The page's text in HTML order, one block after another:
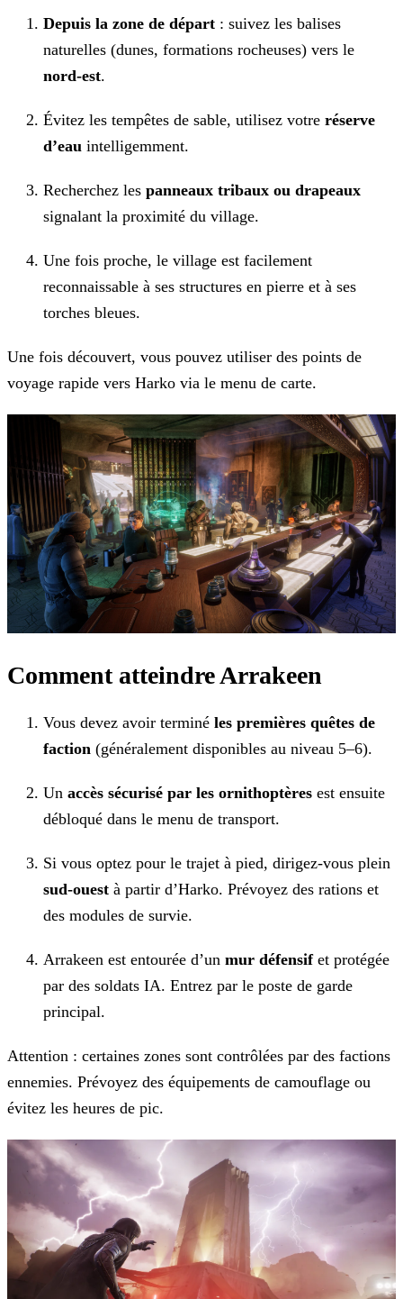
Depuis la zone de départ : suivez les balises
naturelles (dunes, formations rocheuses) vers le
nord-est.
Évitez les tempêtes de sable, utilisez votre réserve
d’eau intelligemment.
Recherchez les panneaux tribaux ou drapeaux
signalant la proximité du village.
Une fois proche, le village est facilement
reconnaissable à ses structures en pierre et à ses
torches bleues.
Une fois découvert, vous pouvez utiliser des points de
voyage rapide vers Harko via le menu de carte.
Comment atteindre Arrakeen
Vous devez avoir terminé les premières quêtes de
faction (généralement disponibles au niveau 5–6).
Un accès sécurisé par les ornithoptères est ensuite
débloqué dans le menu de transport.
Si vous optez pour le trajet à pied, dirigez-vous plein
sud-ouest à partir d’Harko. Prévoyez des rations et
des modules de survie.
Arrakeen est entourée d’un mur défensifet protégée
par des soldats IA. Entrez par le poste de garde
principal.
Attention : certaines zones sont contrôlées par des factions
ennemies. Prévoyez des équipements de camouflage ou
évitez les heures de pic.